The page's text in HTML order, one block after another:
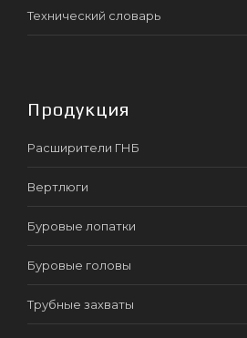
Технический словарь
Продукция
Расширители ГНБ
Вертлюги
Буровые лопатки
Буровые головы
Трубные захваты